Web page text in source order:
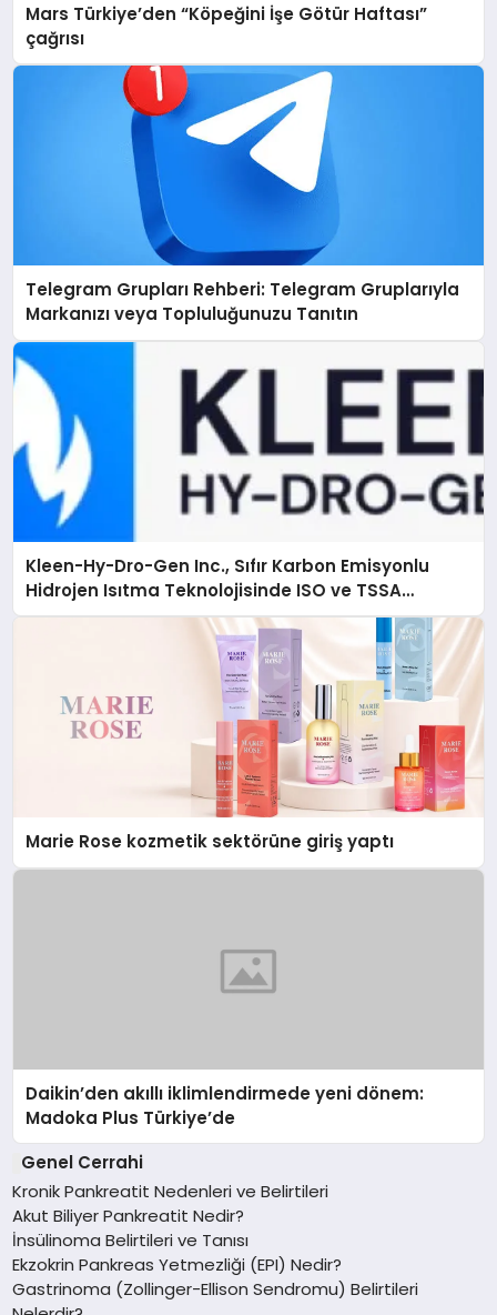
Mars Türkiye’den “Köpeğini İşe Götür Haftası”
çağrısı
Telegram Grupları Rehberi: Telegram Gruplarıyla
Markanızı veya Topluluğunuzu Tanıtın
Kleen-Hy-Dro-Gen Inc., Sıfır Karbon Emisyonlu
Hidrojen Isıtma Teknolojisinde ISO ve TSSA
Düzenleyici Onaylarını Aldı
Marie Rose kozmetik sektörüne giriş yaptı
Daikin’den akıllı iklimlendirmede yeni dönem:
Madoka Plus Türkiye’de
Genel Cerrahi
Kronik Pankreatit Nedenleri ve Belirtileri
Akut Biliyer Pankreatit Nedir?
İnsülinoma Belirtileri ve Tanısı
Ekzokrin Pankreas Yetmezliği (EPI) Nedir?
Gastrinoma (Zollinger-Ellison Sendromu) Belirtileri